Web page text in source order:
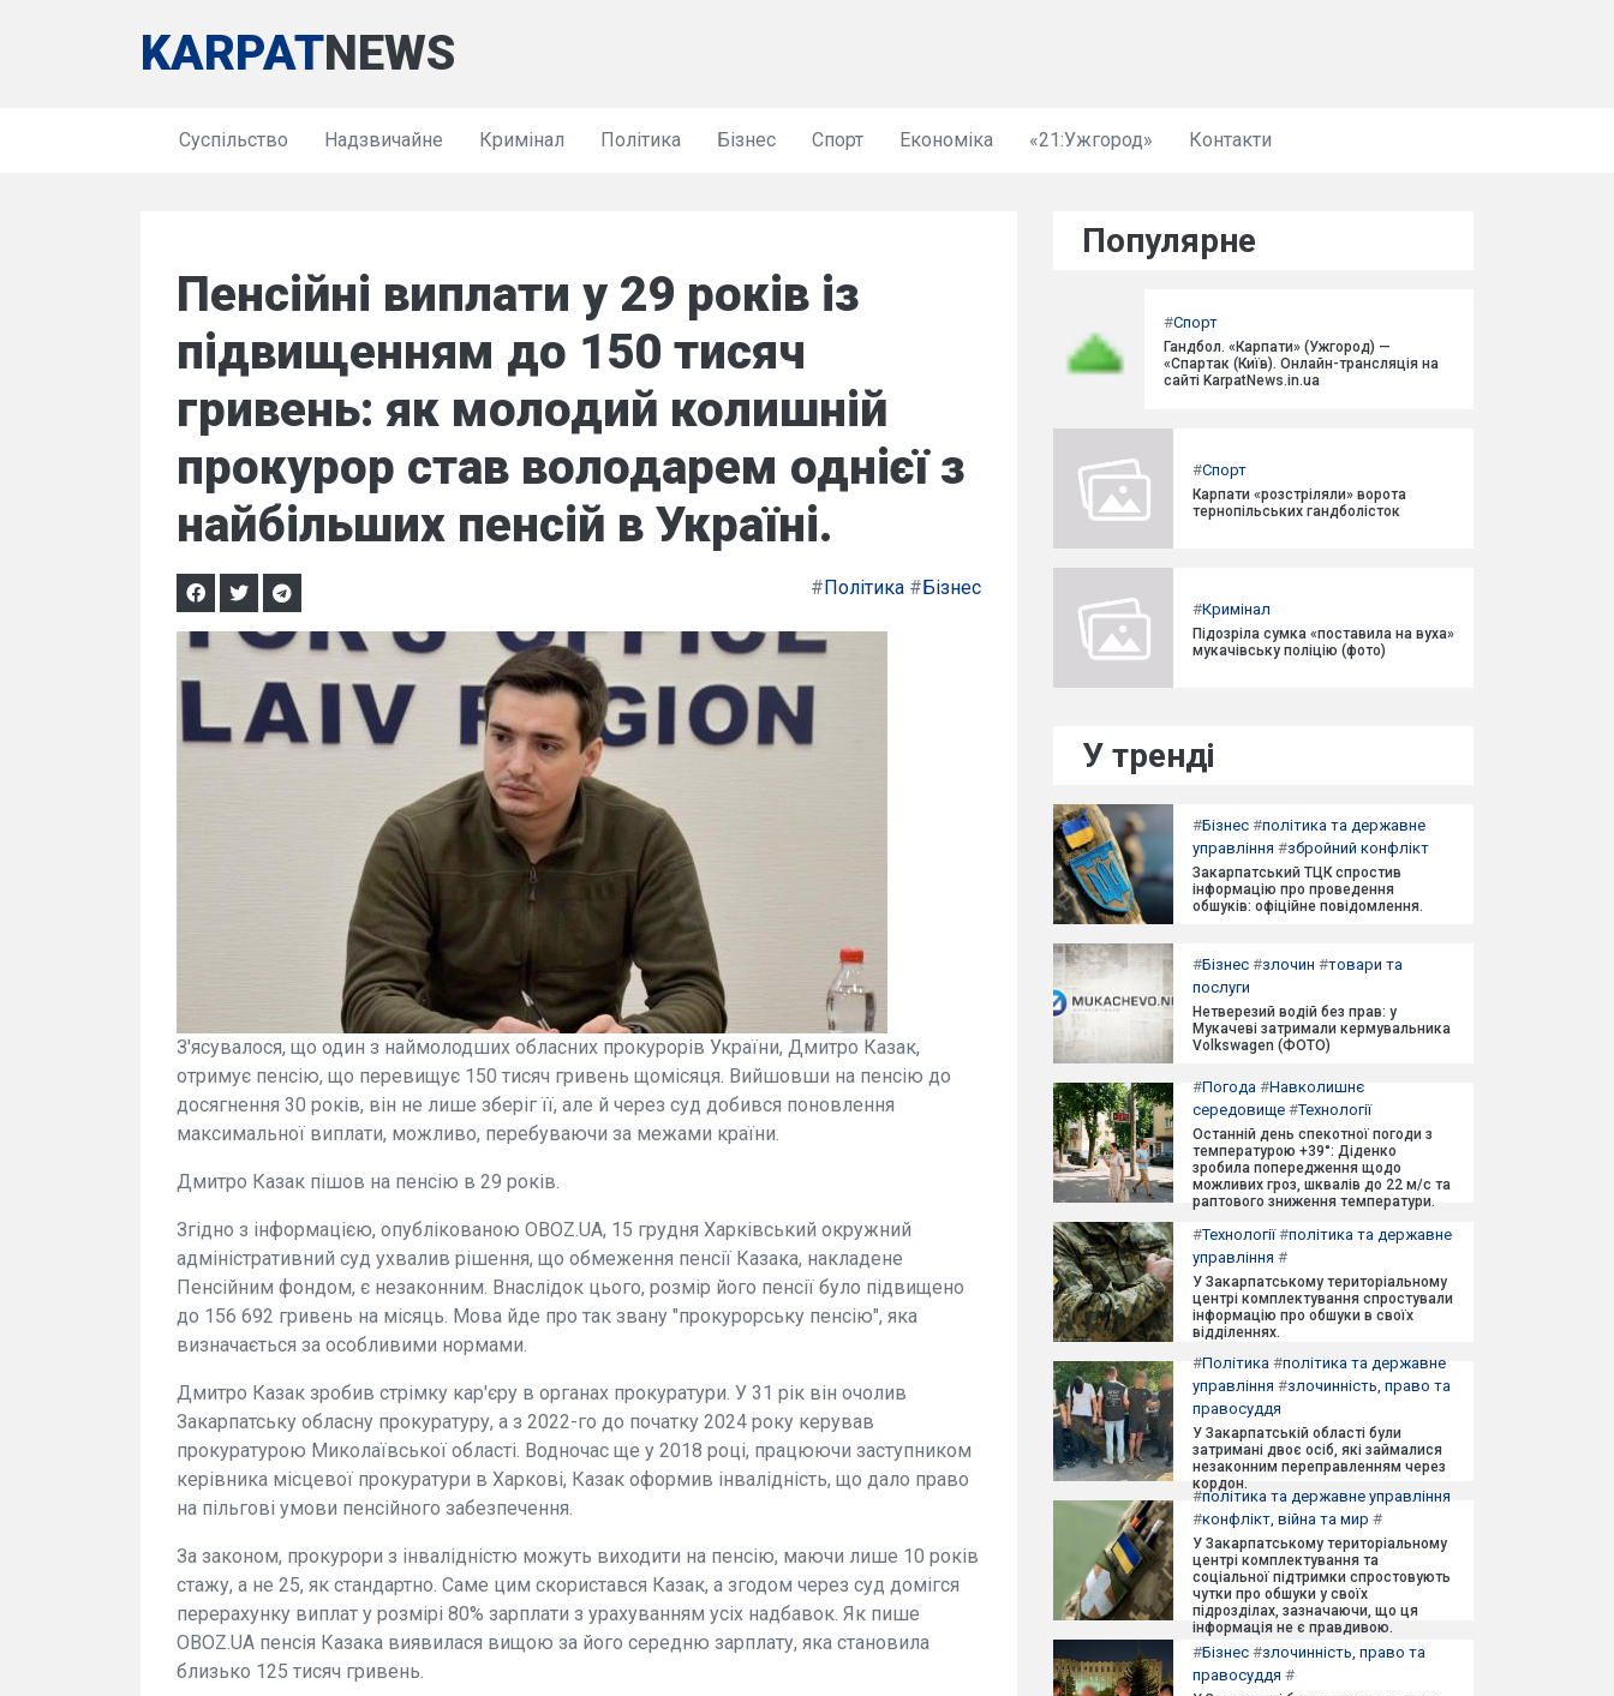
KARPATNEWS
Суспільство Надзвичайне Кримінал Політика Бізнес Спорт Економіка «21:Ужгород» Контакти
Пенсійні виплати у 29 років із
підвищенням до 150 тисяч
гривень: як молодий колишній
прокурор став володарем однієї з
найбільших пенсій в Україні.
#Політика #Бізнес
З'ясувалося, що один з наймолодших обласних прокурорів України, Дмитро Казак,
отримує пенсію, що перевищує 150 тисяч гривень щомісяця. Вийшовши на пенсію до
досягнення 30 років, він не лише зберіг її, але й через суд добився поновлення
максимальної виплати, можливо, перебуваючи за межами країни.
Дмитро Казак пішов на пенсію в 29 років.
Згідно з інформацією, опублікованою OBOZ.UA, 15 грудня Харківський окружний
адміністративний суд ухвалив рішення, що обмеження пенсії Казака, накладене
Пенсійним фондом, є незаконним. Внаслідок цього, розмір його пенсії було підвищено
до 156 692 гривень на місяць. Мова йде про так звану "прокурорську пенсію", яка
визначається за особливими нормами.
Дмитро Казак зробив стрімку кар'єру в органах прокуратури. У 31 рік він очолив
Закарпатську обласну прокуратуру, а з 2022-го до початку 2024 року керував
прокуратурою Миколаївської області. Водночас ще у 2018 році, працюючи заступником
керівника місцевої прокуратури в Харкові, Казак оформив інвалідність, що дало право
на пільгові умови пенсійного забезпечення.
За законом, прокурори з інвалідністю можуть виходити на пенсію, маючи лише 10 років
стажу, а не 25, як стандартно. Саме цим скористався Казак, а згодом через суд домігся
перерахунку виплат у розмірі 80% зарплати з урахуванням усіх надбавок. Як пише
OBOZ.UA пенсія Казака виявилася вищою за його середню зарплату, яка становила
близько 125 тисяч гривень.
Популярне
#Спорт
Гандбол. «Карпати» (Ужгород) —
«Спартак (Київ). Онлайн-трансляція на
сайті KarpatNews.in.ua
#Спорт
Карпати «розстріляли» ворота
тернопільських гандболісток
#Кримінал
Підозріла сумка «поставила на вуха»
мукачівську поліцію (фото)
У тренді
#Бізнес #політика та державне
управління #збройний конфлікт
Закарпатський ТЦК спростив
інформацію про проведення
обшуків: офіційне повідомлення.
#Бізнес #злочин #товари та
послуги
Нетверезий водій без прав: у
Мукачеві затримали кермувальника
Volkswagen (ФОТО)
#Погода #Навколишнє
середовище #Технології
Останній день спекотної погоди з
температурою +39°: Діденко
зробила попередження щодо
можливих гроз, шквалів до 22 м/с та
раптового зниження температури.
#Технології#політика та державне
управління #
У Закарпатському територіальному
центрі комплектування спростували
інформацію про обшуки в своїх
відділеннях.
#Політика #політика та державне
управління #злочинність, право та
правосуддя
У Закарпатській області були
затримані двоє осіб, які займалися
незаконним переправленням через
кордон.
#політика та державне управління
#конфлікт, війна та мир #
У Закарпатському територіальному
центрі комплектування та
соціальної підтримки спростовують
чутки про обшуки у своїх
підрозділах, зазначаючи, що ця
інформація не є правдивою.
#Бізнес #злочинність, право та
правосуддя #